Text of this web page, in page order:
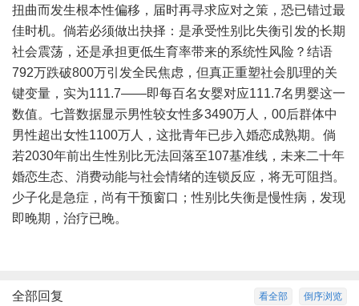
扭曲而发生根本性偏移，届时再寻求应对之策，恐已错过最
佳时机。倘若必须做出抉择：是承受性别比失衡引发的长期
社会震荡，还是承担更低生育率带来的系统性风险？结语
792万跌破800万引发全民焦虑，但真正重塑社会肌理的关
键变量，实为111.7——即每百名女婴对应111.7名男婴这一
数值。七普数据显示男性较女性多3490万人，00后群体中
男性超出女性1100万人，这批青年已步入婚恋成熟期。倘
若2030年前出生性别比无法回落至107基准线，未来二十年
婚恋生态、消费动能与社会情绪的连锁反应，将无可阻挡。
少子化是急症，尚有干预窗口；性别比失衡是慢性病，发现
即晚期，治疗已晚。
倒序浏览
看全部
全部回复